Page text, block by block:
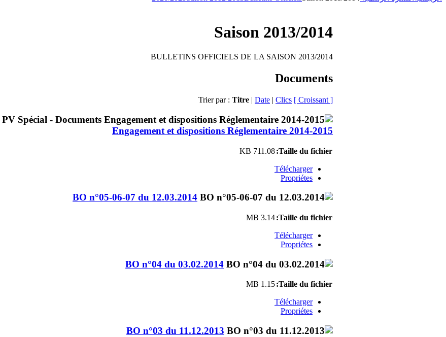
Saison 2013/2014
BULLETINS OFFICIELS DE LA SAISON 2013/2014
Documents
Trier par : Titre | Date | Clics [ Croissant ]
Engagement et dispositions Réglementaire 2014-2015
Taille du fichier:
711.08 KB
Télécharger
Propriétes
BO n°05-06-07 du 12.03.2014
Taille du fichier:
3.14 MB
Télécharger
Propriétes
BO n°04 du 03.02.2014
Taille du fichier:
1.15 MB
Télécharger
Propriétes
BO n°03 du 11.12.2013